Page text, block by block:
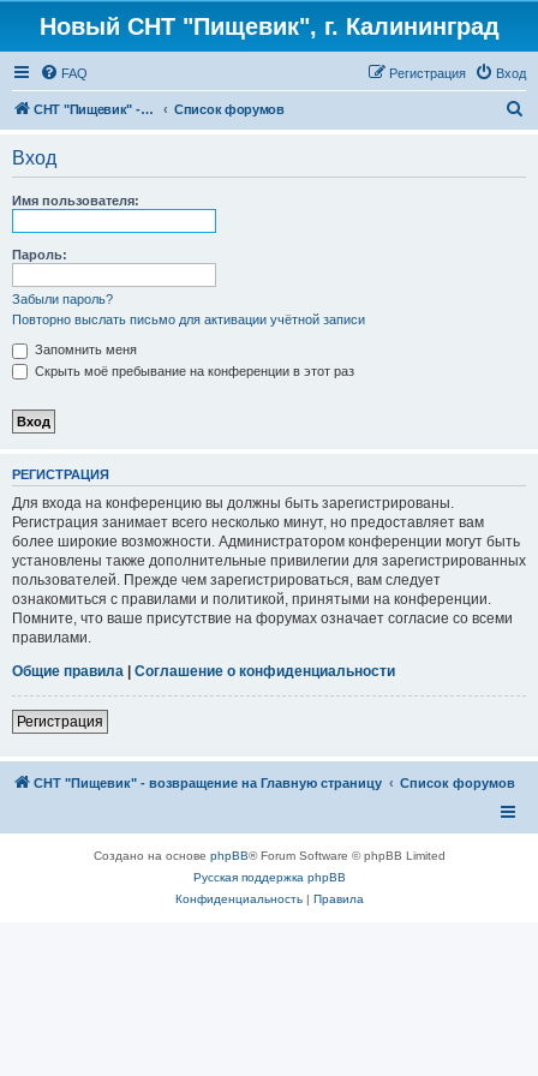
Новый СНТ "Пищевик", г. Калининград
FAQ Вход
Регистрация
СНТ "Пищевик" - возвращение на Главную страницу Список форумов
Вход
Имя пользователя:
Пароль:
Забыли пароль?
Повторно выслать письмо для активации учётной записи
Запомнить меня
Скрыть моё пребывание на конференции в этот раз
РЕГИСТРАЦИЯ
Для входа на конференцию вы должны быть зарегистрированы.
Регистрация занимает всего несколько минут, но предоставляет вам
более широкие возможности. Администратором конференции могут быть
установлены также дополнительные привилегии для зарегистрированных
пользователей. Прежде чем зарегистрироваться, вам следует
ознакомиться с правилами и политикой, принятыми на конференции.
Помните, что ваше присутствие на форумах означает согласие со всеми
правилами.
Общие правила | Соглашение о конфиденциальности
Регистрация
СНТ "Пищевик" - возвращение на Главную страницу Список форумов
Создано на основе phpBB® Forum Software © phpBB Limited
Русская поддержка phpBB
Конфиденциальность| Правила